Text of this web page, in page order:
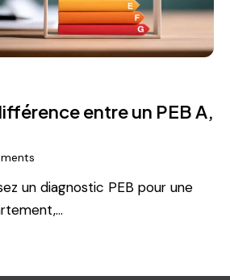
entre un PEB A,
un diagnostic PEB pour une